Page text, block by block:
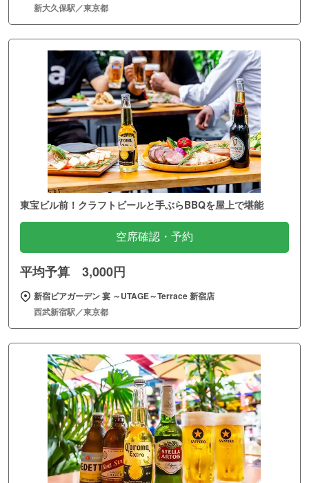
新大久保駅／東京都
東宝ビル前！クラフトビールと手ぶらBBQを屋上で堪能
空席確認・予約
平均予算 3,000円
新宿ビアガーデン 宴 ～UTAGE～Terrace 新宿店
西武新宿駅／東京都